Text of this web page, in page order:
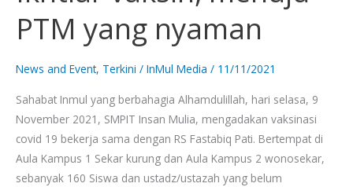
PTM yang nyaman
News and Event, Terkini / InMul Media / 11/11/2021
Sahabat Inmul yang berbahagia Alhamdulillah, hari selasa, 9
November 2021, SMPIT Insan Mulia, mengadakan vaksinasi
covid 19 bekerja sama dengan RS Fastabiq Pati. Bertempat di
Aula Kampus 1 Sekar kurung dan Aula Kampus 2 wonosekar,
sebanyak 160 Siswa dan ustadz/ustazah yang belum
menuju
PTM